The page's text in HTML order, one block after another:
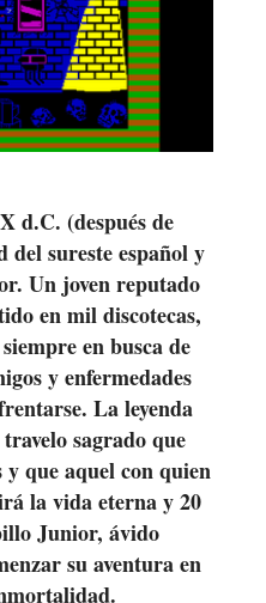
d.C. (después de
del sureste español y
Un joven reputado
en mil discotecas,
en busca de
y enfermedades
La leyenda
sagrado que
y que aquel con quien
la vida eterna y 20
Junior, ávido
su aventura en